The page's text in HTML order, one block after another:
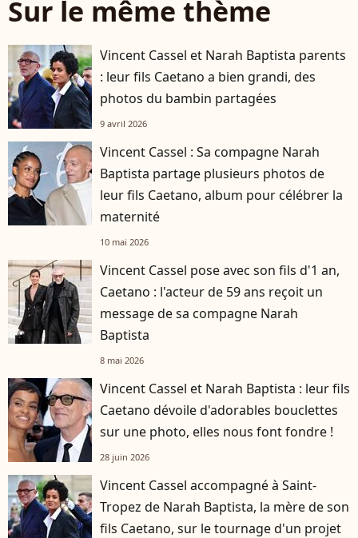
Sur le même thème
Vincent Cassel et Narah Baptista parents
: leur fils Caetano a bien grandi, des
photos du bambin partagées
9 avril 2026
Vincent Cassel : Sa compagne Narah
Baptista partage plusieurs photos de
leur fils Caetano, album pour célébrer la
maternité
10 mai 2026
Vincent Cassel pose avec son fils d'1 an,
Caetano : l'acteur de 59 ans reçoit un
message de sa compagne Narah
Baptista
8 mai 2026
Vincent Cassel et Narah Baptista : leur fils
Caetano dévoile d'adorables bouclettes
sur une photo, elles nous font fondre !
28 juin 2026
Vincent Cassel accompagné à Saint-
Tropez de Narah Baptista, la mère de son
fils Caetano, sur le tournage d'un projet